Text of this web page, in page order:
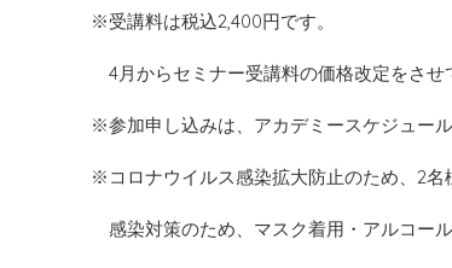
※受講料は税込2,400円です。
4月からセミナー受講料の価格改定をさせ
※参加申し込みは、アカデミースケジュール
※コロナウイルス感染拡大防止のため、2名
感染対策のため、マスク着用・アルコール